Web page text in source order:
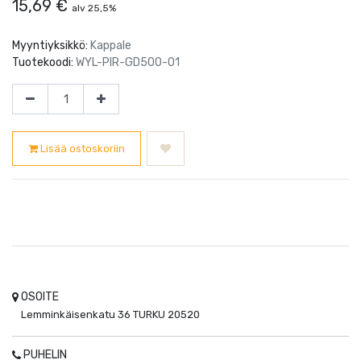
15,69 € alv 25,5%
Myyntiyksikkö: Kappale
Tuotekoodi: WYL-PIR-GD500-01
Lisää ostoskoriin
OSOITE
Lemminkäisenkatu 36 TURKU 20520
PUHELIN